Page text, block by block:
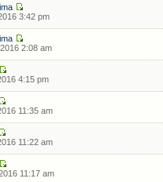
3:42 pm
2:08 am
4:15 pm
11:35 am
11:22 am
11:17 am